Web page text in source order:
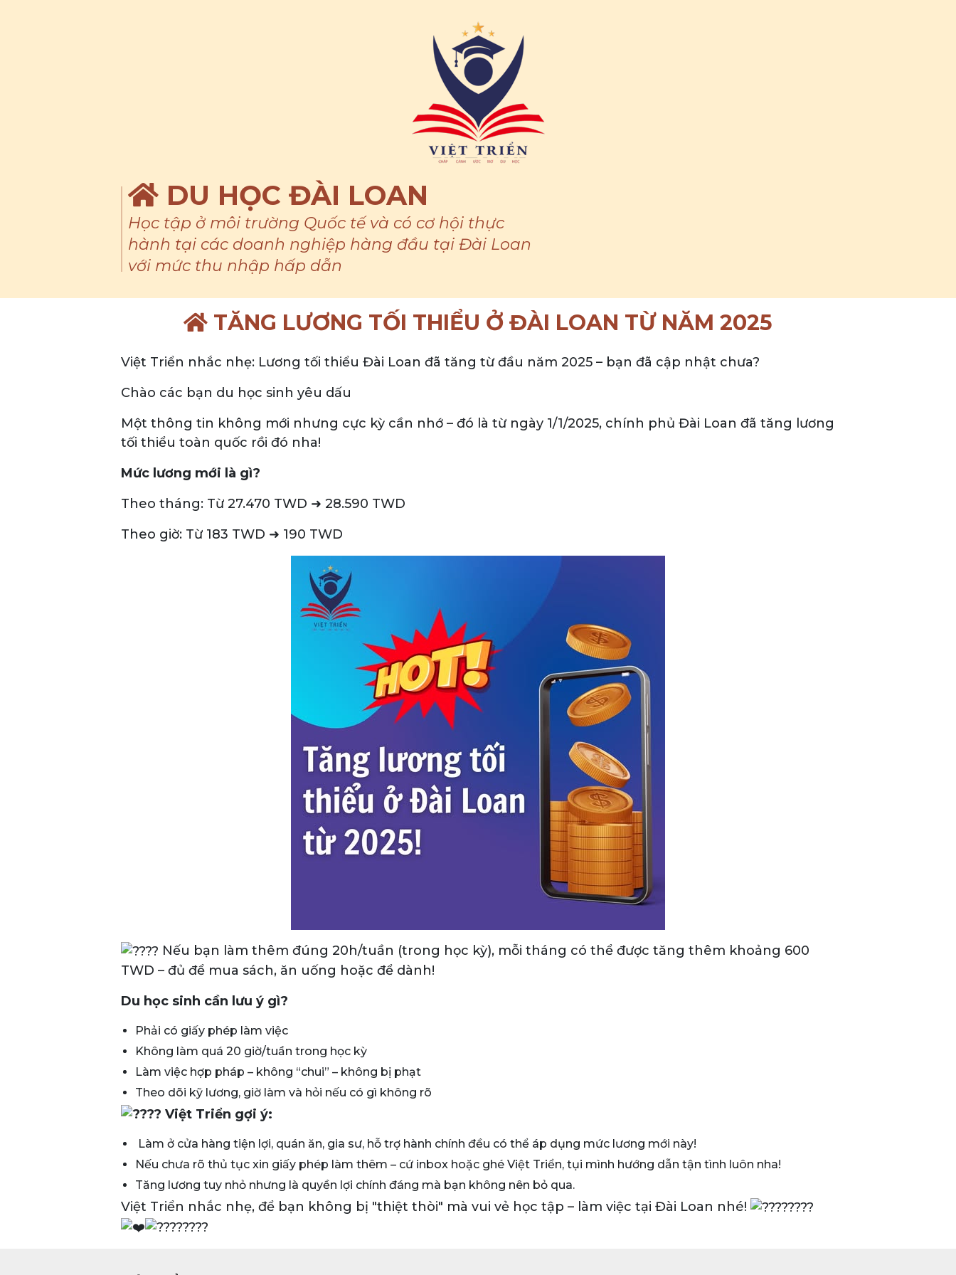
DU HỌC ĐÀI LOAN
Học tập ở môi trường Quốc tế và có cơ hội thực
hành tại các doanh nghiệp hàng đầu tại Đài Loan
với mức thu nhập hấp dẫn
TĂNG LƯƠNG TỐI THIỂU Ở ĐÀI LOAN TỪ NĂM 2025
Việt Triển nhắc nhẹ: Lương tối thiểu Đài Loan đã tăng từ đầu năm 2025 – bạn đã cập nhật chưa?
Chào các bạn du học sinh yêu dấu
Một thông tin không mới nhưng cực kỳ cần nhớ – đó là từ ngày 1/1/2025, chính phủ Đài Loan đã tăng lương
tối thiểu toàn quốc rồi đó nha!
Mức lương mới là gì?
Theo tháng: Từ 27.470 TWD ➜ 28.590 TWD
Theo giờ: Từ 183 TWD ➜ 190 TWD
Nếu bạn làm thêm đúng 20h/tuần (trong học kỳ), mỗi tháng có thể được tăng thêm khoảng 600
TWD – đủ để mua sách, ăn uống hoặc để dành!
Du học sinh cần lưu ý gì?
Phải có giấy phép làm việc
Không làm quá 20 giờ/tuần trong học kỳ
Làm việc hợp pháp – không “chui” – không bị phạt
Theo dõi kỹ lương, giờ làm và hỏi nếu có gì không rõ
Việt Triển gợi ý:
Làm ở cửa hàng tiện lợi, quán ăn, gia sư, hỗ trợ hành chính đều có thể áp dụng mức lương mới này!
Nếu chưa rõ thủ tục xin giấy phép làm thêm – cứ inbox hoặc ghé Việt Triển, tụi mình hướng dẫn tận tình luôn nha!
Tăng lương tuy nhỏ nhưng là quyền lợi chính đáng mà bạn không nên bỏ qua.
Việt Triển nhắc nhẹ, để bạn không bị "thiệt thòi" mà vui vẻ học tập – làm việc tại Đài Loan nhé!